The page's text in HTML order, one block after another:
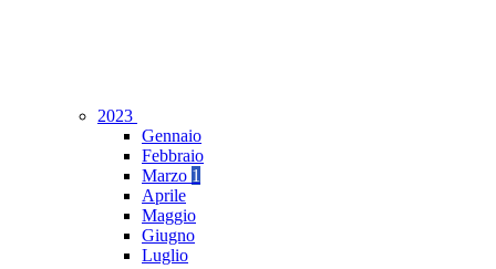
2023
Gennaio
Febbraio
Marzo 1
Aprile
Maggio
Giugno
Luglio